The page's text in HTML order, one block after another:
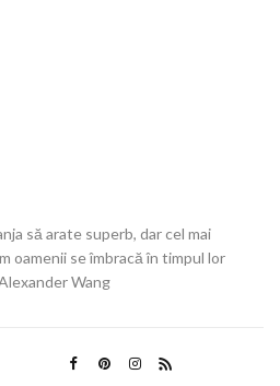
să arate superb, dar cel mai
oamenii se îmbracă în timpul lor
Wang